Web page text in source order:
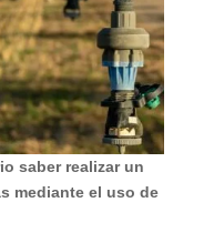
saber realizar un
mediante el uso de